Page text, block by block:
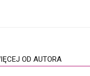
OD AUTORA